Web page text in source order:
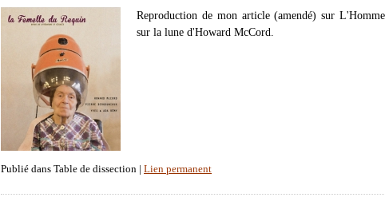
Reproduction de mon article (amendé) sur
sur la lune d'Howard McCord.
Publié dans Table de dissection | Lien permanent